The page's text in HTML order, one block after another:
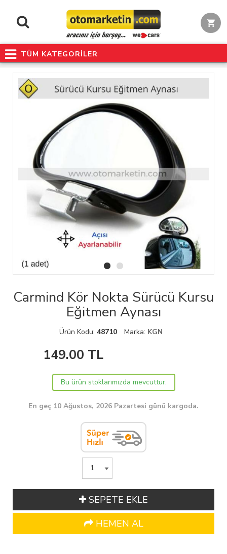
TÜM KATEGORİLER
Carmind Kör Nokta Sürücü Kursu
Eğitmen Aynası
Ürün Kodu: 48710 Marka: KGN
149.00 TL
Bu ürün stoklarımızda mevcuttur.
En geç 10 Ağustos, 2026 Pazartesi günü kargoda.
SEPETE EKLE
HEMEN AL